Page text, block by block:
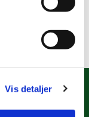
Vis detaljer